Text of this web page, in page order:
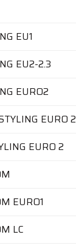
EU1
EU2-2.3
EURO2
EURO 2
EURO 2
EURO1
LC